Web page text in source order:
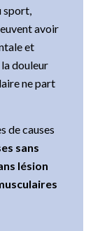
sport,
avoir
et
douleur
ne part
de causes
sans
lésion